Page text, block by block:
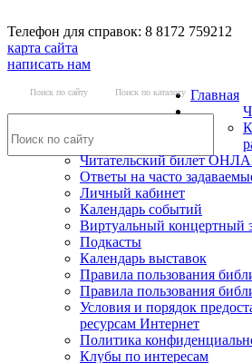
Телефон для справок: 8 8172 759212
карта сайта
написать нам
Поиск по сайту Поиск по каталогу Главная
Читательский билет
Ответы на часто
Личный кабинет
Календарь событий
Виртуальный концертный
Подкасты
Календарь выставок
Правила пользования
Правила пользования
Условия и порядок
ресурсам Интернет
Политика
Клубы по интересам